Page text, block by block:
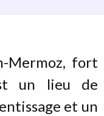
Mermoz, fort
un lieu de
et un